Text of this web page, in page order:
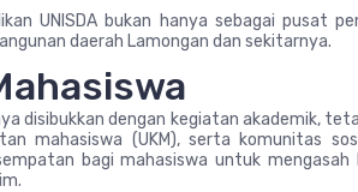
UNISDA bukan hanya sebagai pusat
daerah Lamongan dan sekitarnya.
disibukkan dengan kegiatan akademik,
mahasiswa (UKM), serta komunitas
bagi mahasiswa untuk mengasah